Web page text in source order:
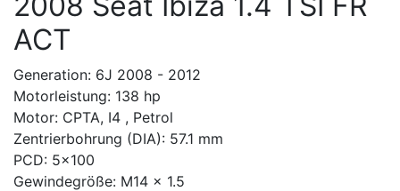
ACT
Generation: 6J 2008 - 2012
Motorleistung: 138 hp
Motor: CPTA, I4 , Petrol
Zentrierbohrung (DIA): 57.1 mm
PCD: 5x100
Gewindegröße: M14 x 1.5